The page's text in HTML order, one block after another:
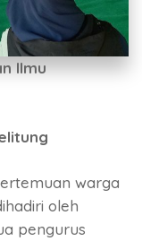
Ilmu
warga
oleh
pengurus